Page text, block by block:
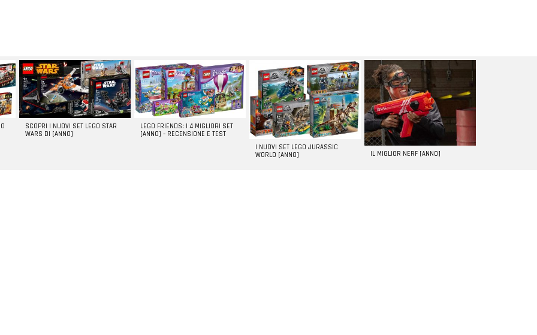
SCOPRI I NUOVI SET LEGO STAR
WARS DI [ANNO]
LEGO FRIENDS: I 4 MIGLIORI SET
[ANNO] – RECENSIONE E TEST
I NUOVI SET LEGO JURASSIC
WORLD [ANNO]
IL MIGLIOR NERF [ANNO]